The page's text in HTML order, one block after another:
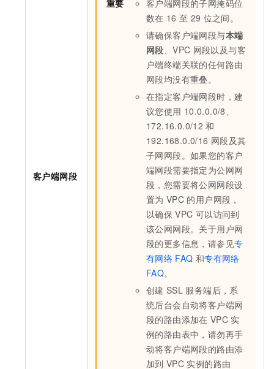
客户端网段
重要
客户端网段的子网掩码位
数在 16 至 29 位之间。
请确保客户端网段与本端
网段 、VPC 网段以及与客
户端终端关联的任何路由
网段均没有重叠。
在指定客户端网段时，建
议您使用 10.0.0.0/8、
172.16.0.0/12 和
192.168.0.0/16 网段及其
子网网段。如果您的客户
端网段需要指定为公网网
段，您需要将公网网段设
置为 VPC 的用户网段，
以确保 VPC 可以访问到
该公网网段。关于用户网
段的更多信息，请参见专
有网络 FAQ 和专有网络
FAQ。
创建 SSL 服务端后，系
统后台会自动将客户端网
段的路由添加在 VPC 实
例的路由表中，请勿再手
动将客户端网段的路由添
加到 VPC 实例的路由